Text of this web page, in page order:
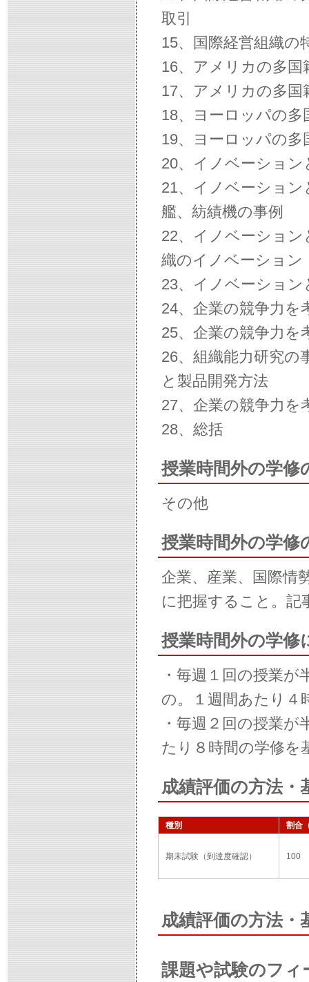
取引
15、国際経営組織の
16、アメリカの多国
17、アメリカの多国
18、ヨーロッパの多
19、ヨーロッパの多
20、イノベーショ
21、イノベーショ
艦、紡績機の事例
22、イノベーショ
織のイノベーション
23、イノベーション
24、企業の競争力
25、企業の競争力を
26、組織能力研究の
と製品開発方法
27、企業の競争力を
28、総括
授業時間外の学修
その他
授業時間外の学修
企業、産業、国際情
に把握すること。記
授業時間外の学修
・毎週１回の授業
の。１週間あたり４
・毎週２回の授業
たり８時間の学修を
成績評価の方法・
種別 割合
期末試験（到達度確認） 100
成績評価の方法・
課題や試験のフィ